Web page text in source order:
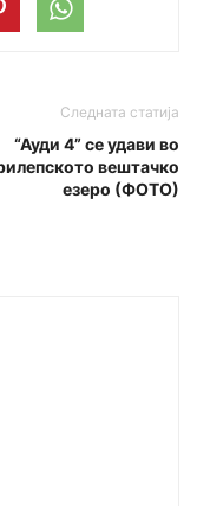
Следната статија
“Ауди 4” се удави во
вештачко
езеро (ФОТО)